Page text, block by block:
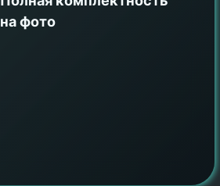
на фото